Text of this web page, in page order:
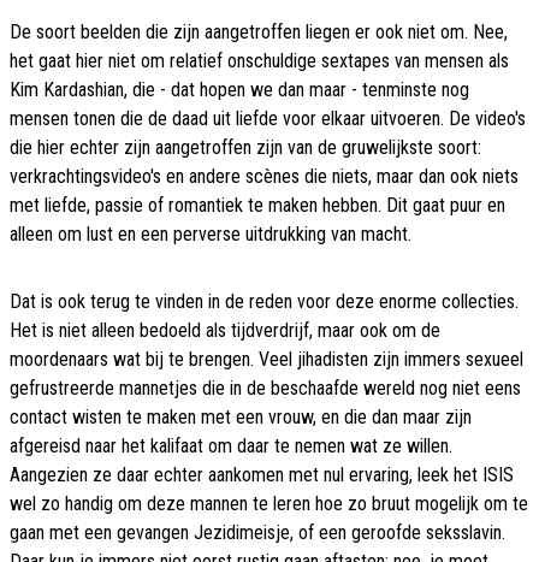
De soort beelden die zijn aangetroffen liegen er ook niet om. Nee,
het gaat hier niet om relatief onschuldige sextapes van mensen als
Kim Kardashian, die - dat hopen we dan maar - tenminste nog
mensen tonen die de daad uit liefde voor elkaar uitvoeren. De video's
die hier echter zijn aangetroffen zijn van de gruwelijkste soort:
verkrachtingsvideo's en andere scènes die niets, maar dan ook niets
met liefde, passie of romantiek te maken hebben. Dit gaat puur en
alleen om lust en een perverse uitdrukking van macht.
Dat is ook terug te vinden in de reden voor deze enorme collecties.
Het is niet alleen bedoeld als tijdverdrijf, maar ook om de
moordenaars wat bij te brengen. Veel jihadisten zijn immers sexueel
gefrustreerde mannetjes die in de beschaafde wereld nog niet eens
contact wisten te maken met een vrouw, en die dan maar zijn
afgereisd naar het kalifaat om daar te nemen wat ze willen.
Aangezien ze daar echter aankomen met nul ervaring, leek het ISIS
wel zo handig om deze mannen te leren hoe zo bruut mogelijk om te
gaan met een gevangen Jezidimeisje, of een geroofde seksslavin.